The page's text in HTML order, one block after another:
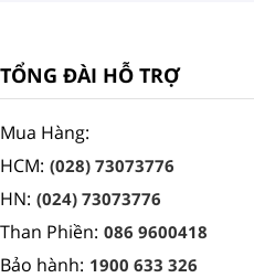
TỔNG ĐÀI HỖ TRỢ
Mua Hàng:
HCM: (028) 73073776
HN: (024) 73073776
Than Phiền: 086 9600418
Bảo hành: 1900 633 326